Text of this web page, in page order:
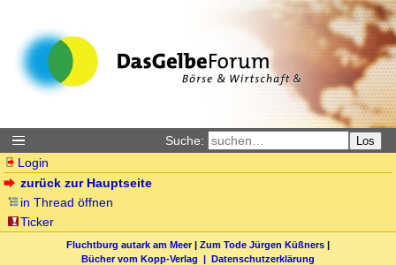
Suche: Los
Login
zurück zur Hauptseite
in Thread öffnen
Ticker
Fluchtburg autark am Meer| Zum Tode Jürgen Küßners |
Bücher vom Kopp-Verlag | Datenschutzerklärung